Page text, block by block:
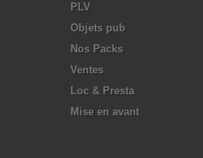
PLV
Objets pub
Nos Packs
Ventes
Loc & Presta
Mise en avant